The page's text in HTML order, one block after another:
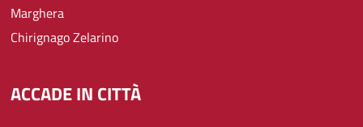
Marghera
Chirignago Zelarino
ACCADE IN CITTÀ